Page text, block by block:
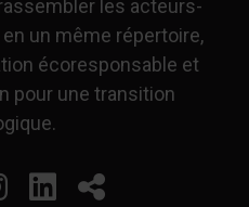
les acteurs-
un même répertoire,
écoresponsable et
pour une transition
s'ouvrira dans
lien s'ouvrira
Instagram
Ce lien s'ouvrira
LinkedIn
Ce lien
Partager